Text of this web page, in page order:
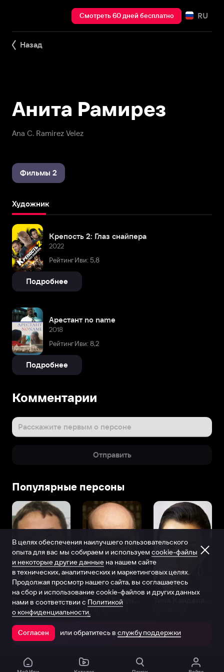
Смотреть 60 дней бесплатно RU
Назад
Ana C. Ramirez Velez
Анита Рамирез
Фильмы 2
Художник
Крепость 2: Глаз снайпера
2022
Рейтинг Иви: 5,8
Подробнее
Арестант no name
2018
Рейтинг Иви: 8,2
Подробнее
Комментарии
Расскажите первым о персоне
Отправить
Популярные персоны
Виталий Шляппо
Продюсер Актёр дубляжа
Открыть в приложении
В целях обеспечения наилучшего пользовательского
опыта для вас мы собираем и используем cookie-файлы
и некоторые другие данные на нашем сайте
в технических, аналитических и маркетинговых целях.
Продолжая просмотр нашего сайта, вы соглашаетесь
на сбор и использование cookie-файлов и других данных
нами в соответствии с Политикой
о конфиденциальности.
Согласен или обратитесь в службу поддержки